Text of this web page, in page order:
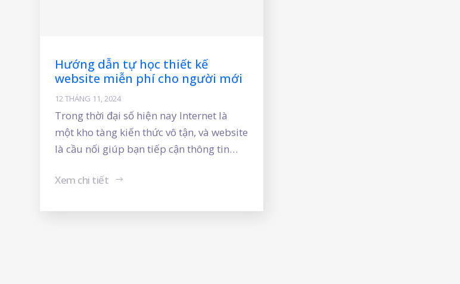
Hướng dẫn tự học thiết kế
website miễn phí cho người mới
12 THÁNG 11, 2024
Trong thời đại số hiện nay Internet là
một kho tàng kiến thức vô tận, và website
là cầu nối giúp bạn tiếp cận thông tin
nghiệp, thân thiện với người dùng không
mà còn mở rộng thị trường, tiếp
Xem chi tiết